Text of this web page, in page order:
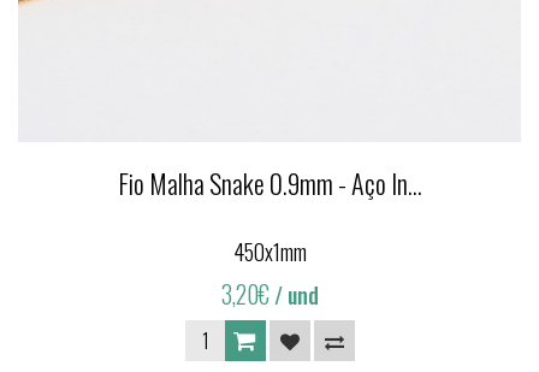
Fio Malha Snake 0.9mm - Aço In...
450x1mm
3,20€/ und